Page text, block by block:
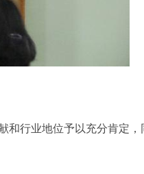
行业地位予以充分肯定，